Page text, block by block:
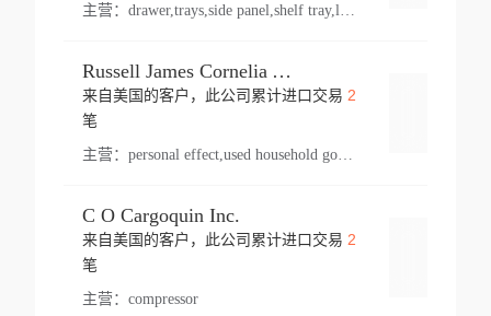
主营：
Russell James Cornelia Arlington Va
来自美国的客户，此公司累计进口交易 2
笔
主营： personal effect,used household goods
C O Cargoquin Inc.
来自美国的客户，此公司累计进口交易 2
笔
主营： compressor